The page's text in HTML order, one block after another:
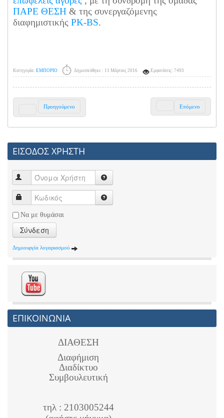
ΠΑΡΕ ΘΕΣΗ & της συνεργαζόμενης
διαφημιστικής PK-BS.
Κατηγορία: ΕΜΠΟΡΙΟ Δημοσιεύθηκε : 11 Μάρτιος 2016 Εμφανίσεις: 7493
Προηγούμενο Επόμενο
ΕΙΣΟΔΟΣ ΧΡΗΣΤΗ
Να με θυμάσαι
Σύνδεση
Δημιουργία λογαριασμού
ΕΠΙΚΟΙΝΩΝΙΑ
ΔΙΑΘΕΣΗ
Διαφήμιση
Διαδίκτυο
Συμβουλευτική
τηλ : 2103005244